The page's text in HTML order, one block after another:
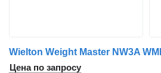
Цена по запросу